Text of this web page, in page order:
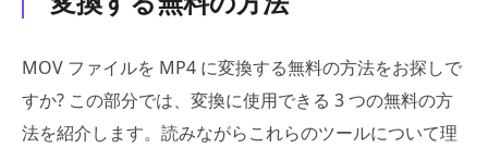
MOV ファイルを MP4 に変換する無料の方法をお探しで
すか? この部分では、変換に使用できる 3 つの無料の方
法を紹介します。読みながらこれらのツールについて理